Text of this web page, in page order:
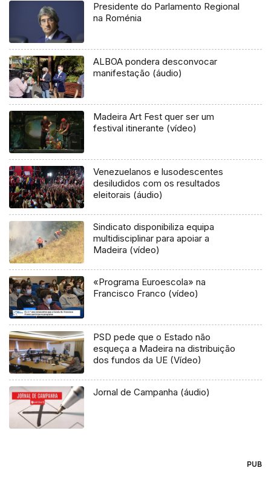
Presidente do Parlamento Regional
na Roménia
ALBOA pondera desconvocar
manifestação (áudio)
Madeira Art Fest quer ser um
festival itinerante (vídeo)
Venezuelanos e lusodescentes
desiludidos com os resultados
eleitorais (áudio)
Sindicato disponibiliza equipa
multidisciplinar para apoiar a
Madeira (vídeo)
«Programa Euroescola» na
Francisco Franco (vídeo)
PSD pede que o Estado não
esqueça a Madeira na distribuição
dos fundos da UE (Vídeo)
Jornal de Campanha (áudio)
PUB